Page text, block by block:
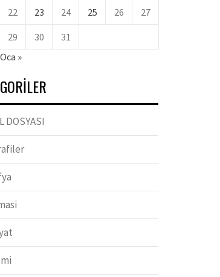
22 23 24 25 26 27
29 30
31
Oca »
DOSYASI